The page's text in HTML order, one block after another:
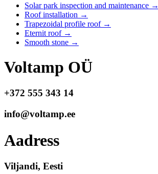
Solar park inspection and maintenance →
Roof installation →
Trapezoidal profile roof →
Eternit roof →
Smooth stone →
Voltamp OÜ
+372 555 343 14
info@voltamp.ee
Aadress
Viljandi, Eesti